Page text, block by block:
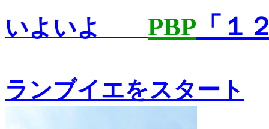
いよいよ PBP 「
ランブイエをスタート